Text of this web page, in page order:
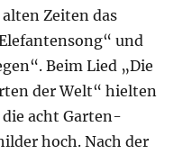
Zeiten das
und
Beim Lied „Die
der Welt“ hielten
die acht Garten-
hoch. Nach der